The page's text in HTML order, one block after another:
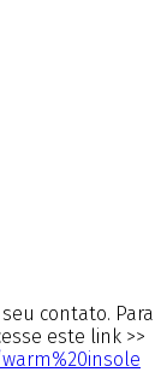
contato. Para
este link >>